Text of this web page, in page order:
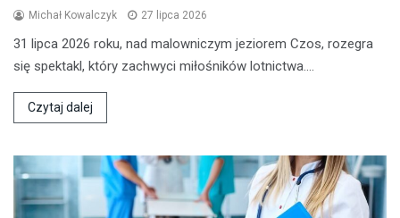
Michał Kowalczyk 27 lipca 2026
31 lipca 2026 roku, nad malowniczym jeziorem Czos, rozegra
się spektakl, który zachwyci miłośników lotnictwa.…
Czytaj dalej